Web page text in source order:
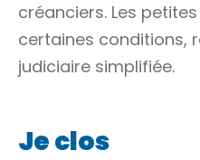
créanciers. Les
certaines conditions,
judiciaire simplifiée.
Je clos